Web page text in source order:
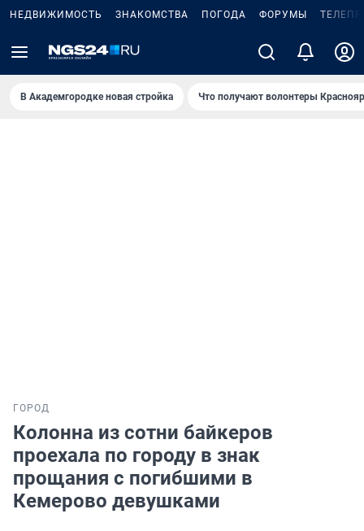
НЕДВИЖИМОСТЬ ЗНАКОМСТВА ПОГОДА ФОРУМЫ
В Академгородке новая стройка Что получают волонтеры
ГОРОД
Колонна из сотни байкеров
проехала по городу в знак
прощания с погибшими в
Кемерово девушками